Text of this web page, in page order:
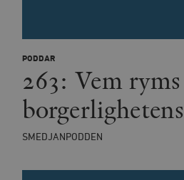
PODDAR
263: Vem
SMEDJANPODDEN